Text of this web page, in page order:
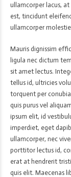
ullamcorper lacus,
est, tincidunt
ullamcorper
Mauris dignissim
ligula nec dictum
sit amet lectus.
tellus id, ultricies
torquent per
quis purus vel
ipsum elit, id
imperdiet, eget
ullamcorper, nec
porttitor lectus id,
erat at hendrerit
quis elit. Maecenas